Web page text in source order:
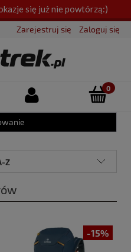
się już nie powtórzą:)
Zarejestruj się Zaloguj się
Z
-15%